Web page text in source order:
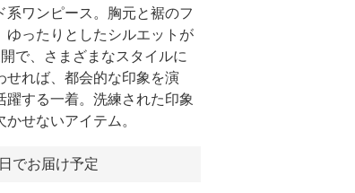
ワンピース。胸元と裾のフ
ゆったりとしたシルエットが
で、さまざまなスタイルに
せれば、都会的な印象を演
する一着。洗練された印象
せないアイテム。
でお届け予定